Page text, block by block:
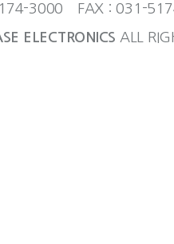
3000 FAX : 031-
ELECTRONICS ALL